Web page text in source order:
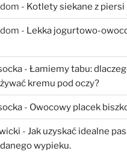
- Kotlety siekane z piersi
- Lekka jogurtowo-
- Łamiemy tabu:
kremu pod oczy?
- Owocowy placek
- Jak uzyskać idealne
wypieku.